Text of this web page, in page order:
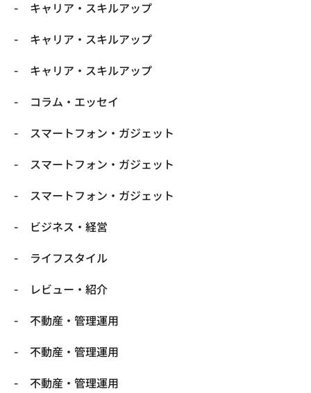
キャリア・スキルアップ
キャリア・スキルアップ
キャリア・スキルアップ
コラム・エッセイ
スマートフォン・ガジェット
スマートフォン・ガジェット
スマートフォン・ガジェット
ビジネス・経営
ライフスタイル
レビュー・紹介
不動産・管理運用
不動産・管理運用
不動産・管理運用